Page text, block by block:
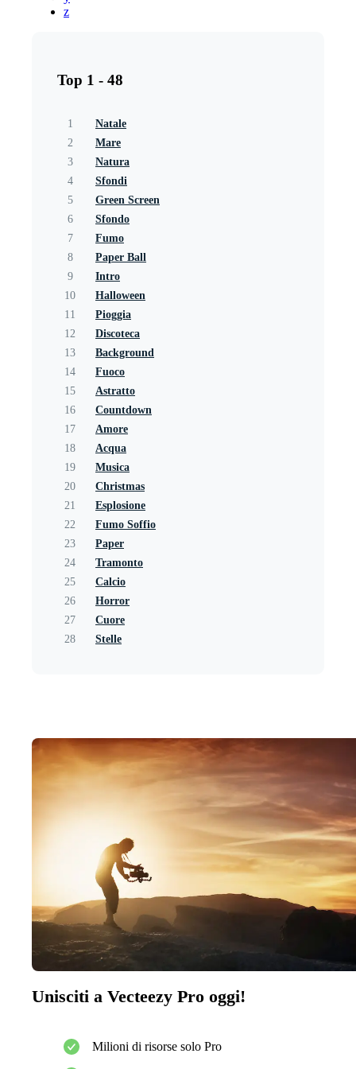
z
Top 1 - 48
1
Natale
2
Mare
3
Natura
4
Sfondi
5
Green Screen
6
Sfondo
7
Fumo
8
Paper Ball
9
Intro
10
Halloween
11
Pioggia
12
Discoteca
13
Background
14
Fuoco
15
Astratto
16
Countdown
17
Amore
18
Acqua
19
Musica
20
Christmas
21
Esplosione
22
Fumo Soffio
23
Paper
24
Tramonto
25
Calcio
26
Horror
27
Cuore
28
Stelle
Unisciti a Vecteezy Pro oggi!
Milioni di risorse solo Pro